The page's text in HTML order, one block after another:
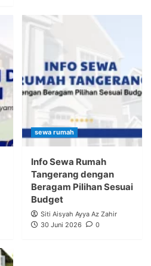
sewa rumah
Info Sewa Rumah
Tangerang dengan
Beragam Pilihan Sesuai
Budget
Siti Aisyah Ayya Az Zahir
30 Juni 2026
0